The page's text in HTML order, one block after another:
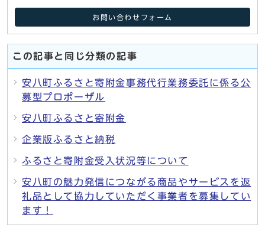
お問い合わせフォーム
この記事と同じ分類の記事
安八町ふるさと寄附金事務代行業務委託に係る公
募型プロポーザル
安八町ふるさと寄附金
企業版ふるさと納税
ふるさと寄附金受入状況等について
安八町の魅力発信につながる商品やサービスを返
礼品として協力していただく事業者を募集してい
ます！